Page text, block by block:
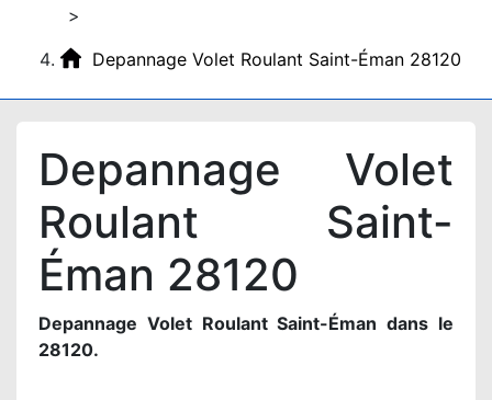
>
Depannage Volet Roulant Saint-Éman 28120
Depannage Volet
Roulant Saint-
Éman 28120
Depannage Volet Roulant Saint-Éman dans le
28120.